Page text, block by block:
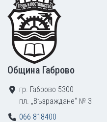
Община Габрово
гр. Габрово 5300
пл. „Възраждане“ № 3
066 818400